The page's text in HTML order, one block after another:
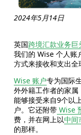
2024年5月14日
英国跨境汇款业务巨
我们的 Wise 个人账
方式来接收和支出全
Wise 账户专为国际
外外籍工作者的家
能够接受来自9个以
户。它还附带Wise
费，并在网上以中间
的那样。